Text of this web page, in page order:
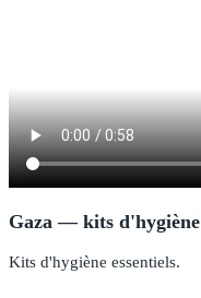
Gaza — kits d'hygiène
Kits d'hygiène essentiels.